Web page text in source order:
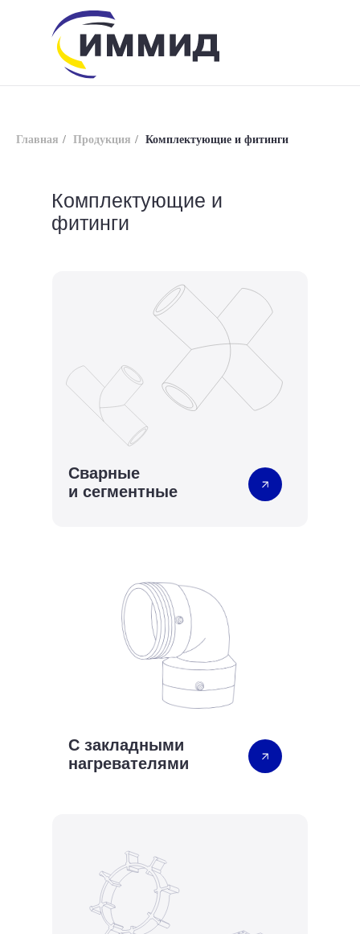
info@immid.ru
Главная / Продукция / Комплектующие и фитинги
Комплектующие и
фитинги
Сварные
и сегментные
С закладными
нагревателями